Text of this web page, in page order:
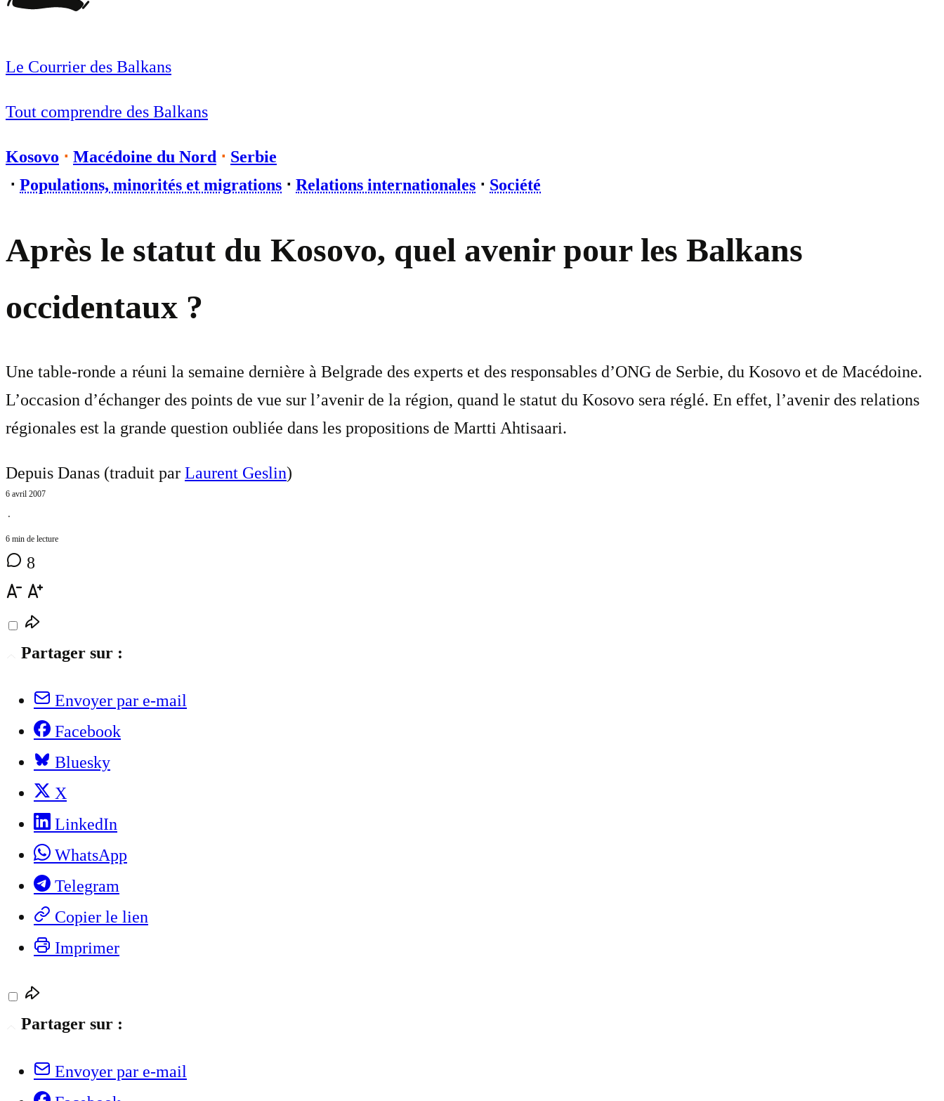
Le Courrier des Balkans
Tout comprendre des Balkans
Kosovo ⋅ Macédoine du Nord ⋅ Serbie
⋅ Populations, minorités et migrations ⋅ Relations internationales ⋅ Société
Après le statut du Kosovo, quel avenir pour les Balkans
occidentaux ?
Une table-ronde a réuni la semaine dernière à Belgrade des experts et des responsables d’ONG de Serbie, du Kosovo et de Macédoine.
L’occasion d’échanger des points de vue sur l’avenir de la région, quand le statut du Kosovo sera réglé. En effet, l’avenir des relations
régionales est la grande question oubliée dans les propositions de Martti Ahtisaari.
Depuis Danas (traduit par Laurent Geslin)
6 avril 2007
⋅
6 min de lecture
8
Partager sur :
Envoyer par e-mail
Facebook
Bluesky
X
LinkedIn
WhatsApp
Telegram
Copier le lien
Imprimer
Partager sur :
Envoyer par e-mail